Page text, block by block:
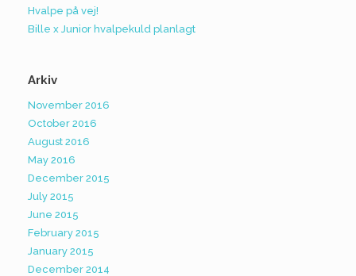
Hvalpe på vej!
Bille x Junior hvalpekuld planlagt
Arkiv
November 2016
October 2016
August 2016
May 2016
December 2015
July 2015
June 2015
February 2015
January 2015
December 2014